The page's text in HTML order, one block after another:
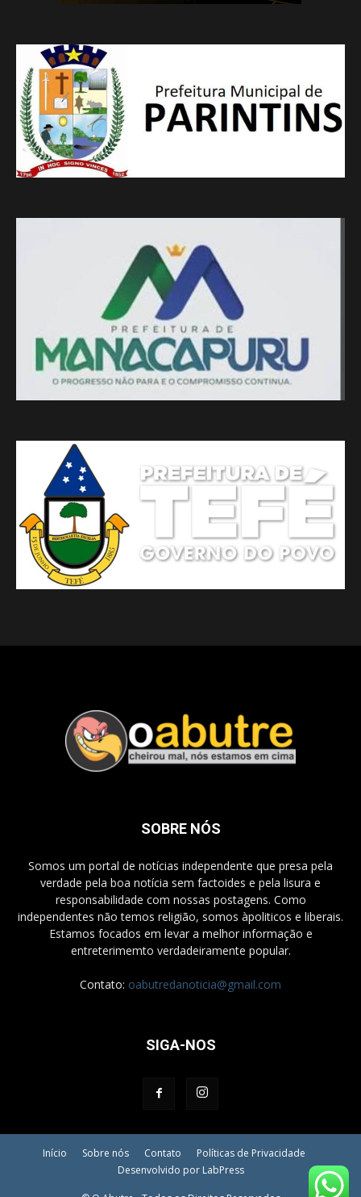
SOBRE NÓS
Somos um portal de notícias independente que presa pela
verdade pela boa notícia sem factoides e pela lisura e
responsabilidade com nossas postagens. Como
independentes não temos religião, somos àpoliticos e liberais.
Estamos focados em levar a melhor informação e
entreterimemto verdadeiramente popular.
Contato: oabutredanoticia@gmail.com
SIGA-NOS
Início Sobre nós Contato
Políticas de Privacidade
Desenvolvido por LabPress